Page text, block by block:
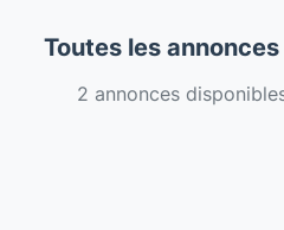
Toutes les
2 annonces